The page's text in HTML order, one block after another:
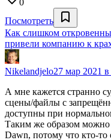
0
Посмотреть
Как слишком
привели компанию к
Nikelandjelo27 мар 2021
А мне кажется странно
сцены/файлы с
доступны при
Таким же образом можно
Dawn, потому что кто-